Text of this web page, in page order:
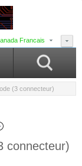
Francais
(3 connecteur)
connecteur)